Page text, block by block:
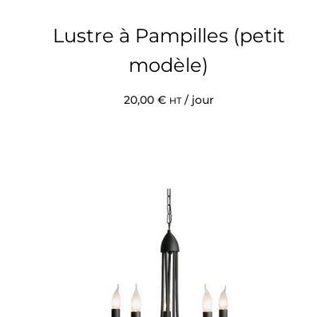
Lustre à Pampilles (petit
modèle)
20,00 € HT/ jour